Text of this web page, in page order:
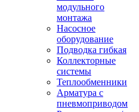
модульного
монтажа
Насосное
оборудование
Подводка гибкая
Коллекторные
системы
Теплообменники
Арматура с
пневмоприводом